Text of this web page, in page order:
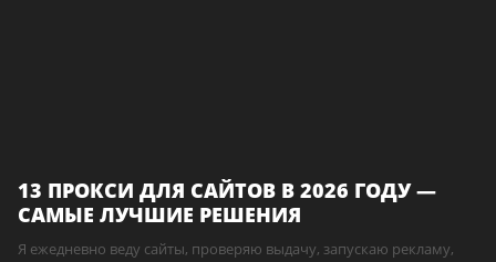
13 ПРОКСИ ДЛЯ САЙТОВ В 2026 ГОДУ —
САМЫЕ ЛУЧШИЕ РЕШЕНИЯ
Я ежедневно веду сайты, проверяю выдачу, запускаю рекламу,